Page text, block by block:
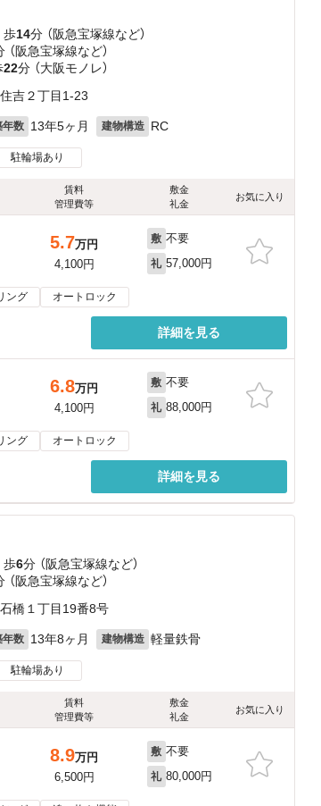
歩14分 （阪急宝塚線など）
（阪急宝塚線など）
22分 （大阪モノレ）
吉２丁目1-23
年数 13年5ヶ月 建物構造 RC
駐輪場あり
賃料
管理費等
敷金
礼金
お気に入り
5.7万円
4,100円
敷 不要
礼 57,000円
ング オートロック
詳細を見る
6.8万円
4,100円
敷 不要
礼 88,000円
ング オートロック
詳細を見る
歩6分 （阪急宝塚線など）
（阪急宝塚線など）
橋１丁目19番8号
年数 13年8ヶ月 建物構造 軽量鉄骨
駐輪場あり
賃料
管理費等
敷金
礼金
お気に入り
8.9万円
6,500円
敷 不要
礼 80,000円